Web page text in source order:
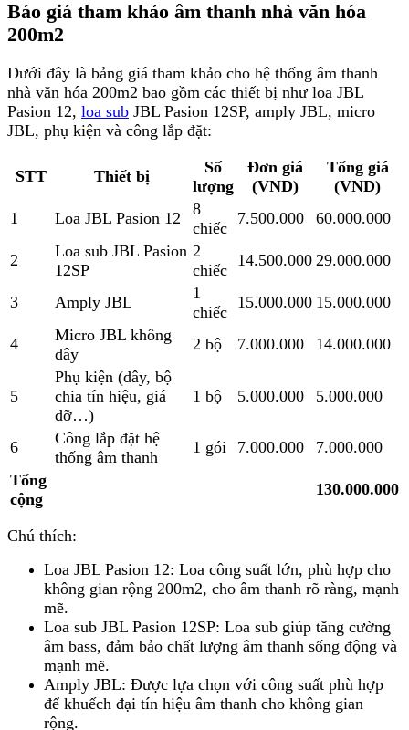
Báo giá tham khảo âm thanh nhà văn hóa
200m2
Dưới đây là bảng giá tham khảo cho hệ thống âm thanh
nhà văn hóa 200m2 bao gồm các thiết bị như loa JBL
Pasion 12, loa sub JBL Pasion 12SP, amply JBL, micro
JBL, phụ kiện và công lắp đặt:
STT Thiết bị
Số
lượng
Đơn giá
(VND)
Tổng giá
(VND)
1
Loa JBL Pasion 12
8
chiếc
7.500.000 60.000.000
2
Loa sub JBL Pasion
12SP
2
chiếc
14.500.000 29.000.000
3 Amply JBL
1
chiếc
15.000.000 15.000.000
4
Micro JBL không
dây
2 bộ 7.000.000 14.000.000
5
Phụ kiện (dây, bộ
chia tín hiệu, giá
đỡ…)
1 bộ 5.000.000 5.000.000
6
Công lắp đặt hệ
thống âm thanh
1 gói 7.000.000
7.000.000
Tổng
cộng
130.000.000
Chú thích:
Loa JBL Pasion 12: Loa công suất lớn, phù hợp cho
không gian rộng 200m2, cho âm thanh rõ ràng, mạnh
mẽ.
Loa sub JBL Pasion 12SP: Loa sub giúp tăng cường
âm bass, đảm bảo chất lượng âm thanh sống động và
mạnh mẽ.
Amply JBL: Được lựa chọn với công suất phù hợp
để khuếch đại tín hiệu âm thanh cho không gian
rộng.